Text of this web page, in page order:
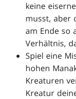
keine
musst, aber
am Ende so
Verhältnis,
Spiel eine
hohen
Kreaturen
Kreatur